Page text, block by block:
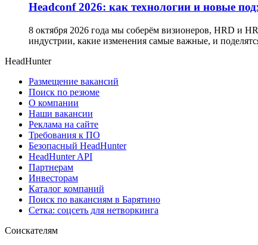
Headсonf 2026: как технологии и новые
8 октября 2026 года мы соберём визионеров, HRD и
индустрии, какие изменения самые важные, и
HeadHunter
Размещение вакансий
Поиск по резюме
О компании
Наши вакансии
Реклама на сайте
Требования к ПО
Безопасный HeadHunter
HeadHunter API
Партнерам
Инвесторам
Каталог компаний
Поиск по вакансиям в Барятино
Сетка: соцсеть для нетворкинга
Соискателям